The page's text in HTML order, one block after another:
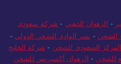
- الرهوان الذهبي - شركة سعودي
للشحن - نسر الوادي للشحن الدولي -
المركز السعودي للشحن - شركة الخليج
للشحن - الرهوان أكسبريس للشحن